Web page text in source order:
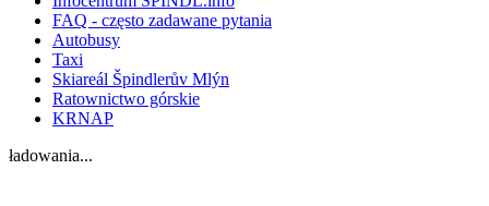
FAQ - często zadawane pytania
Autobusy
Taxi
Skiareál Špindlerův Mlýn
Ratownictwo górskie
KRNAP
ładowania...